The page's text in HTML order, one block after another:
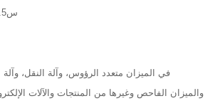
س5. ما هو منتجك الرئيسي؟
في الميزان متعدد الرؤوس، وآلة النقل، وآلة
والميزان الفاحص وغيرها من المنتجات والآلات